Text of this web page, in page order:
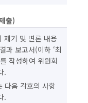
출)
기 및 변론 내용
과 보고서(이하 ‘최
작성하여 위원회
.
음 각호의 사항
.